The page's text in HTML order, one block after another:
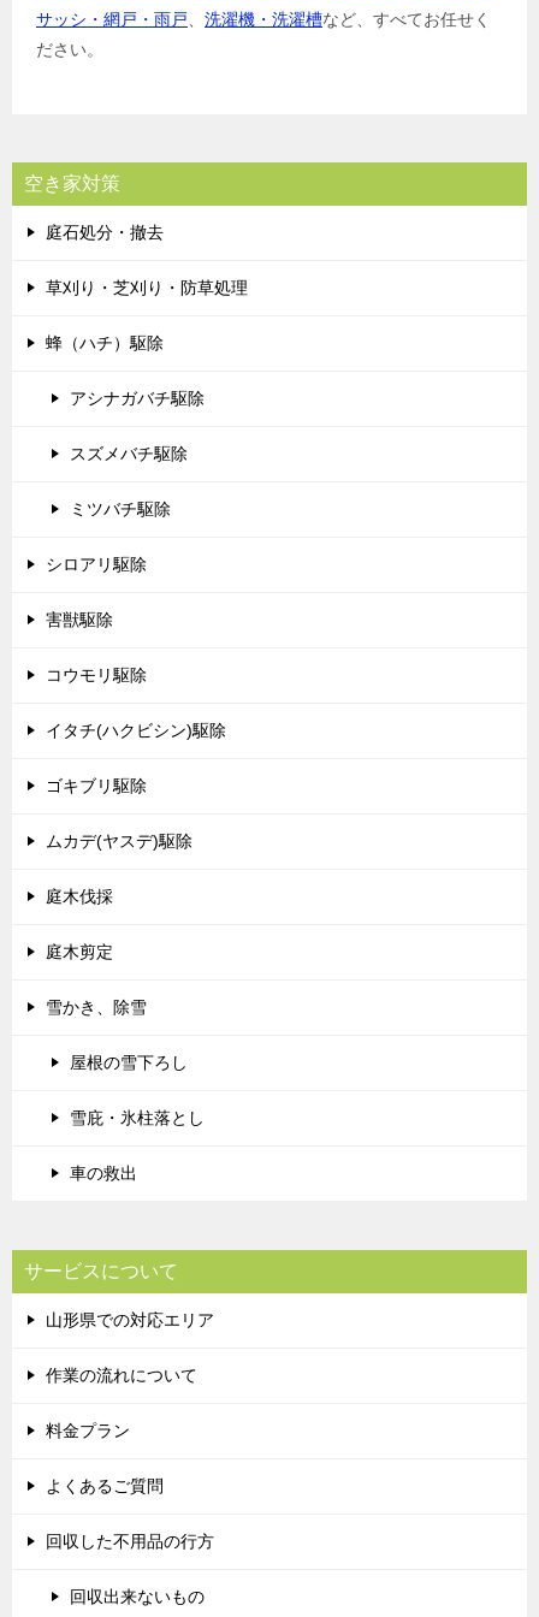
サッシ・網戸・雨戸
洗濯機・洗濯槽など、すべてお任せく
ださい。
空き家対策
庭石処分・撤去
草刈り・芝刈り・防草処理
蜂（ハチ）駆除
アシナガバチ駆除
スズメバチ駆除
ミツバチ駆除
シロアリ駆除
害獣駆除
コウモリ駆除
イタチ(ハクビシン)駆除
ゴキブリ駆除
ムカデ(ヤスデ)駆除
庭木伐採
庭木剪定
雪かき、除雪
屋根の雪下ろし
雪庇・氷柱落とし
車の救出
サービスについて
山形県での対応エリア
作業の流れについて
料金プラン
よくあるご質問
回収した不用品の行方
回収出来ないもの